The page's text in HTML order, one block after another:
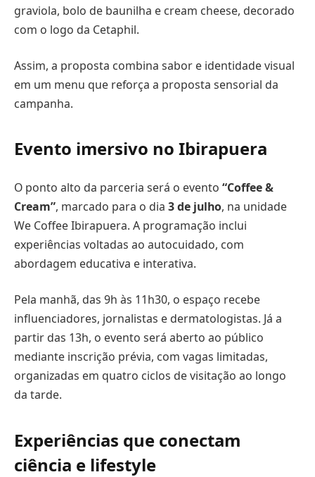
graviola, bolo de baunilha e cream cheese, decorado
com o logo da Cetaphil.
Assim, a proposta combina sabor e identidade visual
em um menu que reforça a proposta sensorial da
campanha.
Evento imersivo no Ibirapuera
O ponto alto da parceria será o evento “Coffee &
Cream”, marcado para o dia 3 de julho, na unidade
We Coffee Ibirapuera. A programação inclui
experiências voltadas ao autocuidado, com
abordagem educativa e interativa.
Pela manhã, das 9h às 11h30, o espaço recebe
influenciadores, jornalistas e dermatologistas. Já a
partir das 13h, o evento será aberto ao público
mediante inscrição prévia, com vagas limitadas,
organizadas em quatro ciclos de visitação ao longo
da tarde.
Experiências que conectam
ciência e lifestyle